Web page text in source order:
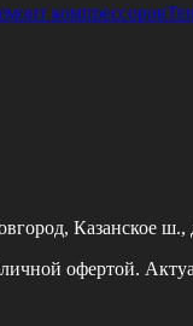
компрессоров
Казанское ш.,
офертой.